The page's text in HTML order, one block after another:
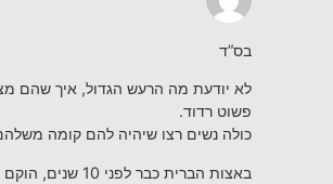
בס”ד
לא יודעת מה הרעש הגדול, איך שהם
פשוט רדוד.
כולה נשים רצו שיהיה להם קומה
באצות הברית כבר